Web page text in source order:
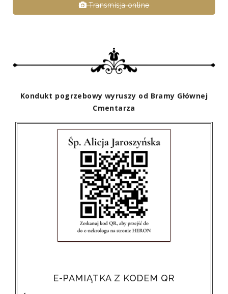
Transmisja online
Kondukt pogrzebowy wyruszy od Bramy Głównej
Cmentarza
E-PAMIĄTKA Z KODEM QR